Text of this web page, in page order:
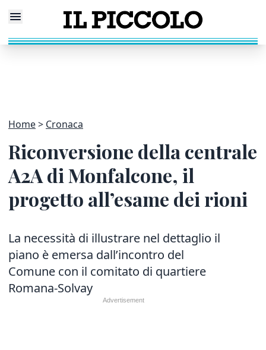
Home Cronaca
Riconversione della centrale
A2A di Monfalcone, il
progetto all’esame dei rioni
La necessità di illustrare nel dettaglio il
piano è emersa dall’incontro del
Comune con il comitato di quartiere
Romana-Solvay